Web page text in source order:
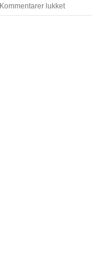
Kommentarer lukkettil
kunstner